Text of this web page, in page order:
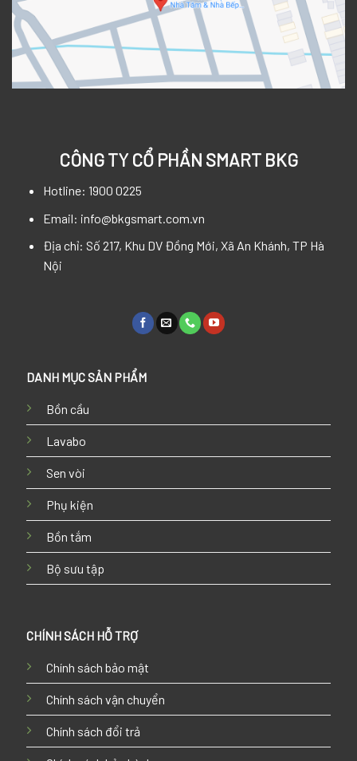
CÔNG TY CỔ PHẦN SMART BKG
Hotline: 1900 0225
Email: info@bkgsmart.com.vn
Địa chỉ: Số 217, Khu DV Đồng Mới, Xã An Khánh, TP Hà
Nội
DANH MỤC SẢN PHẨM
Bồn cầu
Lavabo
Sen vòi
Phụ kiện
Bồn tắm
Bộ sưu tập
CHÍNH SÁCH HỖ TRỢ
Chính sách bảo mật
Chính sách vận chuyển
Chính sách đổi trả